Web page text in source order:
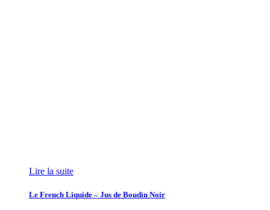
Lire la suite
Le French Liquide – Jus de Boudin Noir